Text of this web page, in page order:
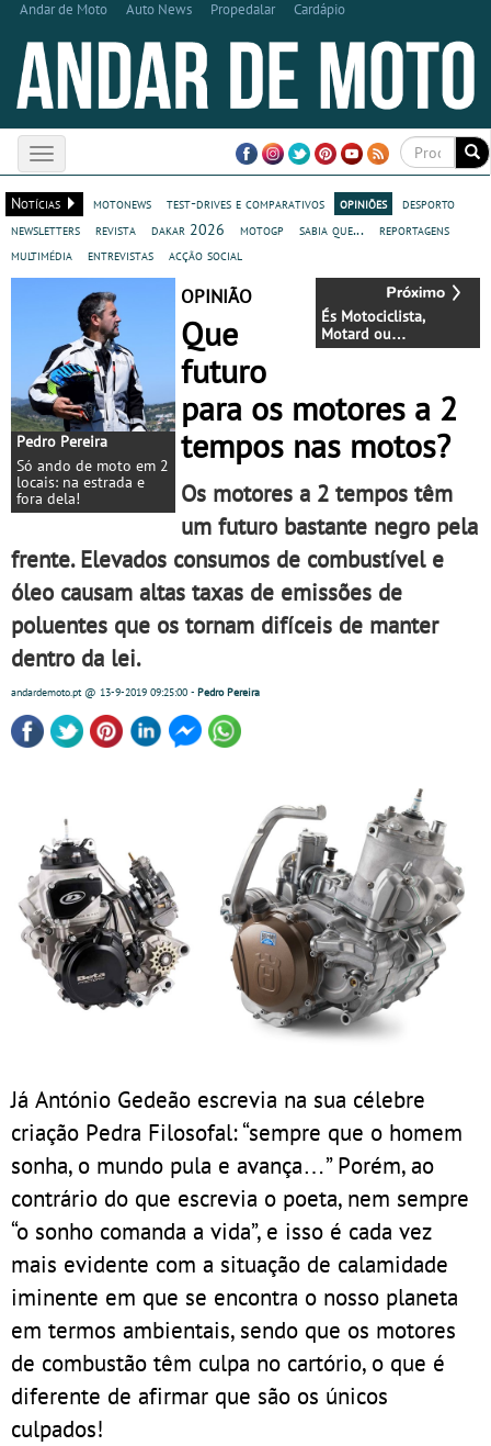
Andar de Moto Auto News Propedalar Cardápio
Toggle
navigation
Notícias
motonews test-drives e comparativos opiniões
desporto
newsletters
revista dakar 2026 motogp sabia que...
reportagens
multimédia
entrevistas acção social
És Motociclista,
Motard ou
Motoqueiro?
Pedro Pereira
Só ando de moto em 2
locais: na estrada e
fora dela!
OPINIÃO
Que
futuro
para os motores a 2
tempos nas motos?
Os motores a 2 tempos têm
um futuro bastante negro pela
frente. Elevados consumos de combustível e
óleo causam altas taxas de emissões de
poluentes que os tornam difíceis de manter
dentro da lei.
andardemoto.pt@ 13-9-2019 09:25:00 - Pedro Pereira
Já António Gedeão escrevia na sua célebre
criação Pedra Filosofal: “sempre que o homem
sonha, o mundo pula e avança…” Porém, ao
contrário do que escrevia o poeta, nem sempre
“o sonho comanda a vida”, e isso é cada vez
mais evidente com a situação de calamidade
iminente em que se encontra o nosso planeta
em termos ambientais, sendo que os motores
de combustão têm culpa no cartório, o que é
diferente de afirmar que são os únicos
culpados!